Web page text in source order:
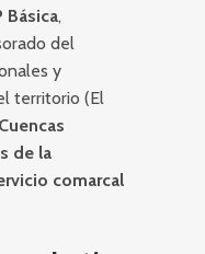
Básica,
del
y
territorio (El
de la
comarcal